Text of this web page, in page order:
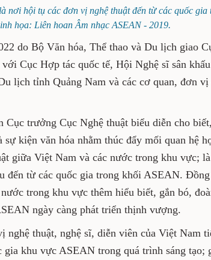
là nơi hội tụ các đơn vị nghệ thuật đến từ
minh họa: Liên hoan Âm nhạc ASEAN - 2019.
2022 do Bộ Văn hóa, Thể thao và Du
trì, phối hợp với Cục Hợp tác quốc
Sở Văn hóa, Thể thao và Du lịch tỉnh
liên quan tổ chức.
Cục trưởng Cục Nghệ thuật biểu
- 2022 là sự kiện văn hóa nhằm
vực văn hóa, nghệ thuật giữa Việt
hội tụ các đơn vị nghệ thuật tiêu
Đồng thời, đây cũng là cầu nối
thêm hiểu biết, gắn bó, đoàn kết, góp
ngày càng phát triển thịnh vượng.
vị nghệ thuật, nghệ sĩ, diễn viên